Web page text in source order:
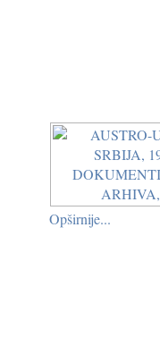
Opširnije...